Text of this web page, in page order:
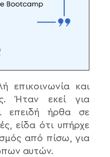
επικοινωνία και
Ήταν εκεί για
επειδή ήρθα σε
είδα ότι υπήρχε
από πίσω, για
αυτών.